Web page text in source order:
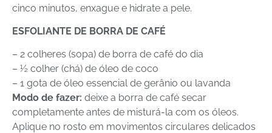
cinco minutos, enxague e hidrate a pele.
ESFOLIANTE DE BORRA DE CAFÉ
– 2 colheres (sopa) de borra de café do dia
– ½ colher (chá) de óleo de coco
– 1 gota de óleo essencial de gerânio ou lavanda
Modo de fazer: deixe a borra de café secar
completamente antes de misturá-la com os óleos.
Aplique no rosto em movimentos circulares delicados